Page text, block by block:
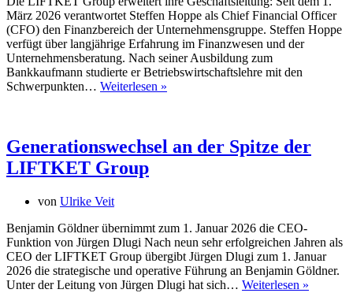
März 2026 verantwortet Steffen Hoppe als Chief Financial Officer
(CFO) den Finanzbereich der Unternehmensgruppe. Steffen Hoppe
verfügt über langjährige Erfahrung im Finanzwesen und der
Unternehmensberatung. Nach seiner Ausbildung zum
Bankkaufmann studierte er Betriebswirtschaftslehre mit den
Schwerpunkten… Weiterlesen »
CFO
der
Generationswechsel an der Spitze der
LIFTKET Group
von Ulrike Veit
Benjamin Göldner übernimmt zum 1. Januar 2026 die CEO-
Funktion von Jürgen Dlugi Nach neun sehr erfolgreichen Jahren als
CEO der LIFTKET Group übergibt Jürgen Dlugi zum 1. Januar
2026 die strategische und operative Führung an Benjamin Göldner.
Unter der Leitung von Jürgen Dlugi hat sich… Weiterlesen »